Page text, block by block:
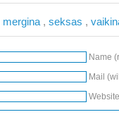
mergina ,seksas ,
Name
Mail